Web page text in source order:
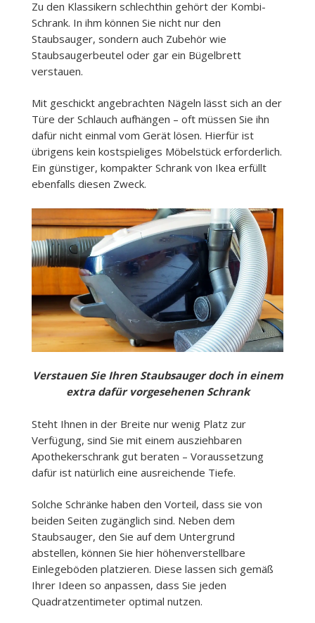
Zu den Klassikern schlechthin gehört der Kombi-
Schrank. In ihm können Sie nicht nur den
Staubsauger, sondern auch Zubehör wie
Staubsaugerbeutel oder gar ein Bügelbrett
verstauen.
Mit geschickt angebrachten Nägeln lässt sich an der
Türe der Schlauch aufhängen – oft müssen Sie ihn
dafür nicht einmal vom Gerät lösen. Hierfür ist
übrigens kein kostspieliges Möbelstück erforderlich.
Ein günstiger, kompakter Schrank von Ikea erfüllt
ebenfalls diesen Zweck.
Verstauen Sie Ihren Staubsauger doch in einem
extra dafür vorgesehenen Schrank
Steht Ihnen in der Breite nur wenig Platz zur
Verfügung, sind Sie mit einem ausziehbaren
Apothekerschrank gut beraten – Voraussetzung
dafür ist natürlich eine ausreichende Tiefe.
Solche Schränke haben den Vorteil, dass sie von
beiden Seiten zugänglich sind. Neben dem
Staubsauger, den Sie auf dem Untergrund
abstellen, können Sie hier höhenverstellbare
Einlegeböden platzieren. Diese lassen sich gemäß
Ihrer Ideen so anpassen, dass Sie jeden
Quadratzentimeter optimal nutzen.